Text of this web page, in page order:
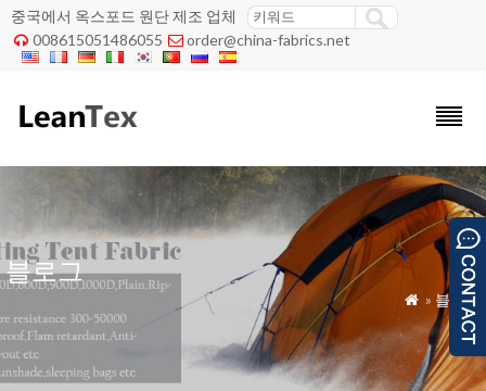
중국에서 옥스포드 원단 제조 업체
 008615051486055  order@china-fabrics.net
블로그
 » 블로그